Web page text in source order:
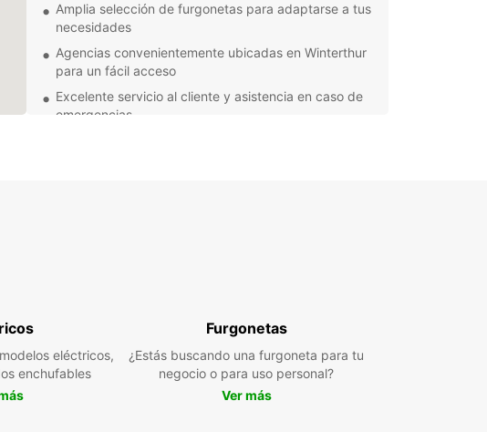
Amplia selección de furgonetas para adaptarse a tus
necesidades
Agencias convenientemente ubicadas en Winterthur
para un fácil acceso
Excelente servicio al cliente y asistencia en caso de
emergencias
Ya sea que estés de vacaciones en Winterthur o
Europcar te brindará la libertad y comodidad que
necesitas para desplazarte de manera eficiente por la
ciudad y sus alrededores. No pierdas más tiempo y
eléctricos,
enchufables
Furgonetas
¿Estás buscando una furgoneta para tu
negocio o para uso personal?
Ver más